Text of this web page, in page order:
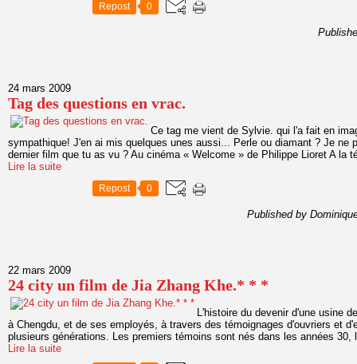
Repost 0
24 mars 2009
Tag des questions en vrac.
Ce tag me vient de Sylvie. qui l'a fait en
sympathique! J'en ai mis quelques unes aussi... Perle ou diamant ? Je ne
dernier film que tu as vu ? Au cinéma « Welcome » de Philippe Lioret A la
Lire la suite
Repost 0
Published by
22 mars 2009
24 city un film de Jia Zhang Khe.* * *
L'histoire du devenir d'une usine
à Chengdu, et de ses employés, à travers des témoignages d'ouvriers et
plusieurs générations. Les premiers témoins sont nés dans les années 30,
Lire la suite